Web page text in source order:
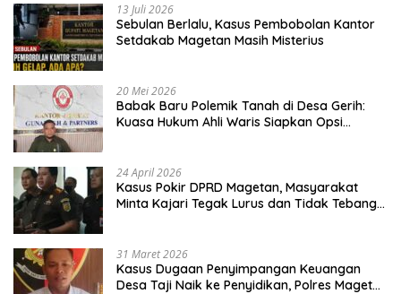
13 Juli 2026
Sebulan Berlalu, Kasus Pembobolan Kantor
Setdakab Magetan Masih Misterius
20 Mei 2026
Babak Baru Polemik Tanah di Desa Gerih:
Kuasa Hukum Ahli Waris Siapkan Opsi
24 April 2026
Kasus Pokir DPRD Magetan, Masyarakat
Minta Kajari Tegak Lurus dan Tidak Tebang
31 Maret 2026
Kasus Dugaan Penyimpangan Keuangan
Desa Taji Naik ke Penyidikan, Polres Magetan